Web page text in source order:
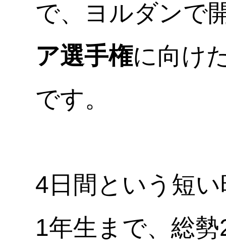
で、ヨルダンで
ア選手権に向け
です。
4日間という短
1年生まで、総